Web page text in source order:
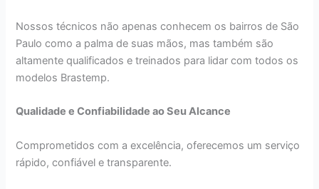
Nossos técnicos não apenas conhecem os bairros de São
Paulo como a palma de suas mãos, mas também são
altamente qualificados e treinados para lidar com todos os
modelos Brastemp.
Qualidade e Confiabilidade ao Seu Alcance
Comprometidos com a excelência, oferecemos um serviço
rápido, confiável e transparente.